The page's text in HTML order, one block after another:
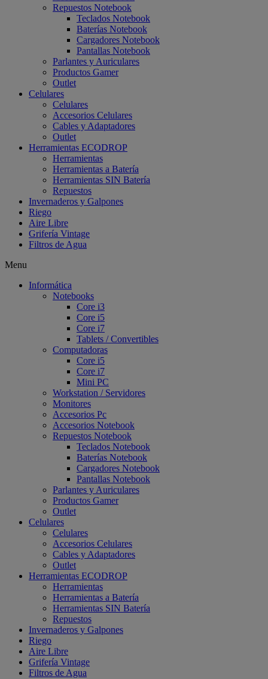
Repuestos Notebook
Teclados Notebook
Baterías Notebook
Cargadores Notebook
Pantallas Notebook
Parlantes y Auriculares
Productos Gamer
Outlet
Celulares
Celulares
Accesorios Celulares
Cables y Adaptadores
Outlet
Herramientas ECODROP
Herramientas
Herramientas a Batería
Herramientas SIN Batería
Repuestos
Invernaderos y Galpones
Riego
Aire Libre
Grifería Vintage
Filtros de Agua
Menu
Informática
Notebooks
Core i3
Core i5
Core i7
Tablets / Convertibles
Computadoras
Core i5
Core i7
Mini PC
Workstation / Servidores
Monitores
Accesorios Pc
Accesorios Notebook
Repuestos Notebook
Teclados Notebook
Baterías Notebook
Cargadores Notebook
Pantallas Notebook
Parlantes y Auriculares
Productos Gamer
Outlet
Celulares
Celulares
Accesorios Celulares
Cables y Adaptadores
Outlet
Herramientas ECODROP
Herramientas
Herramientas a Batería
Herramientas SIN Batería
Repuestos
Invernaderos y Galpones
Riego
Aire Libre
Grifería Vintage
Filtros de Agua